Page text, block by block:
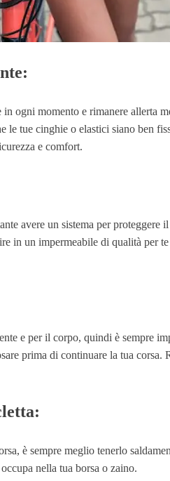
ogni momento e rimanere allerta
tue cinghie o elastici siano ben
e comfort.
avere un sistema per
in un impermeabile di qualità per
e per il corpo, quindi è sempre
prima di continuare la tua
è sempre meglio tenerlo
nella tua borsa o zaino.